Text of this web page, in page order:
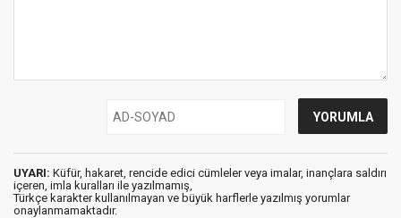
UYARI: Küfür, hakaret, rencide edici cümleler veya imalar, inançlara saldırı
içeren, imla kuralları ile yazılmamış,
Türkçe karakter kullanılmayan ve büyük harflerle yazılmış yorumlar
onaylanmamaktadır.